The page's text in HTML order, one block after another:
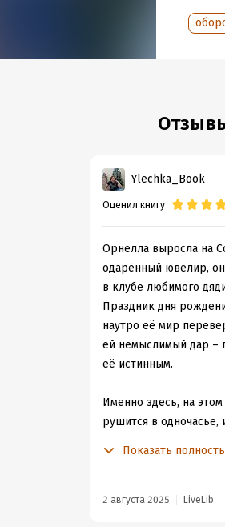
Год
Ylechka_Book
Оценил книгу
Орнелла выросла на
одарённый ювелир,
в клубе любимого
Праздник дня
наутро её мир
ей немыслимый дар –
её истинным.
Именно здесь, на
рушится в одночасье,
мужья, хоть и сильны
Показать
2 августа 2025 LiveLib